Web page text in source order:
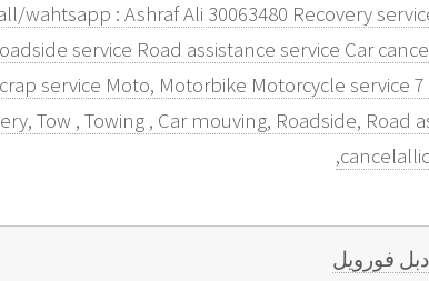
wahtsapp : Ashraf Ali 30063480 Recovery
service Road assistance service Car
service Moto, Motorbike Motorcycle service
Tow , Towing , Car mouving, Roadside, Road